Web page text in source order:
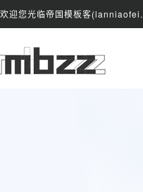
迎您光临帝国模板客